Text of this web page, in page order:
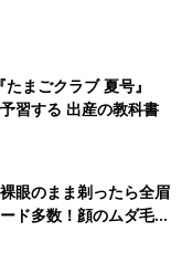
まごクラブ 夏号』
習する 出産の教科書
眼のまま剃ったら全眉
ド多数！顔のムダ毛処